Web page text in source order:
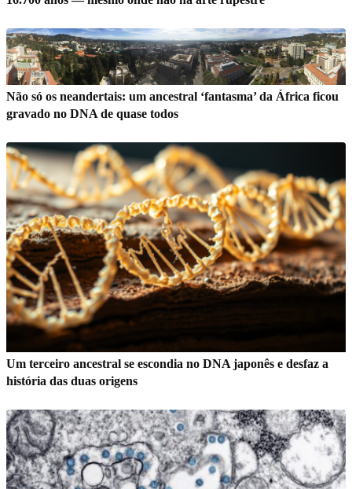
Não só os neandertais: um ancestral ‘fantasma’ da África ficou
gravado no DNA de quase todos
Um terceiro ancestral se escondia no DNA japonês e desfaz a
história das duas origens